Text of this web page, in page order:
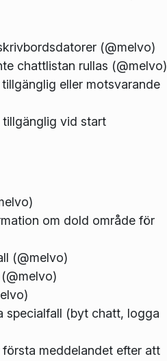
(@melvo)
chattlistan rullas (@melvo)
eller motsvarande
vid start
om dold område för
(@melvo)
specialfall (byt chatt, logga
meddelandet efter att